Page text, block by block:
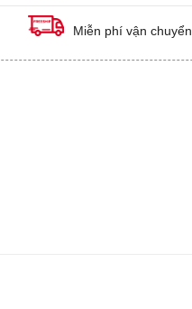
Miễn phí vận chuyển